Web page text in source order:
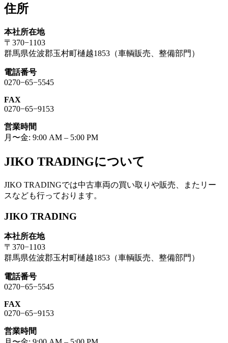
住所
本社所在地
〒370−1103
群馬県佐波郡玉村町樋越1853（車輌販売、整備部門）
電話番号
0270−65−5545
FAX
0270−65−9153
営業時間
月〜金: 9:00 AM – 5:00 PM
JIKO TRADINGについて
JIKO TRADINGでは中古車両の買い取りや販売、またリー
スなども行っております。
JIKO TRADING
本社所在地
〒370−1103
群馬県佐波郡玉村町樋越1853（車輌販売、整備部門）
電話番号
0270−65−5545
FAX
0270−65−9153
営業時間